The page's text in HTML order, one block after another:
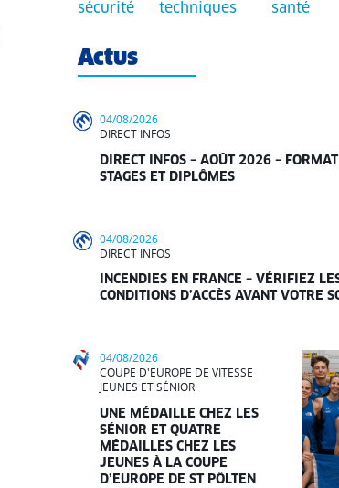
sécurité
techniques
santé
Actus
04/08/2026
DIRECT INFOS
DIRECT INFOS – AOÛT 2026 –
STAGES ET DIPLÔMES
04/08/2026
DIRECT INFOS
INCENDIES EN FRANCE – VÉRIFIEZ
CONDITIONS D’ACCÈS AVANT VOTRE
04/08/2026
COUPE D'EUROPE DE VITESSE
JEUNES ET SÉNIOR
UNE MÉDAILLE CHEZ LES
SÉNIOR ET QUATRE
MÉDAILLES CHEZ LES
JEUNES À LA COUPE
D’EUROPE DE ST PÖLTEN